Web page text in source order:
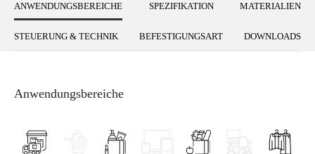
ANWENDUNGSBEREICHE SPEZIFIKATION MATERIALIEN
STEUERUNG & TECHNIK BEFESTIGUNGSART DOWNLOADS
Anwendungsbereiche